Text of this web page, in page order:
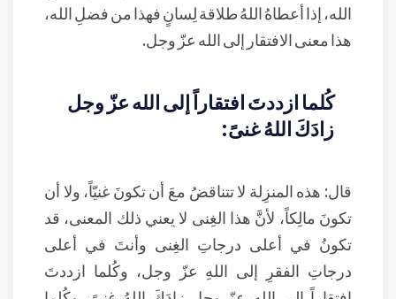
الله، إذا أعطاهُ اللهُ طلاقة لِسانٍ فهذا من فضلِ الله،
هذا معنى الافتقار إلى الله عزّ وجل.
كُلما ازددتَ افتقاراً إلى الله عزّ وجل
زادَكَ اللهُ غنىً:
قال: هذه المنزِلة لا تتناقضُ معَ أن تكونَ غنيّاً، ولا أن
تكونَ مالِكاً، لأنَّ هذا الغِنى لا يعني ذلك المعنى، قد
تكونُ في أعلى درجاتِ الغِنى وأنتَ في أعلى
درجاتِ الفقرِ إلى اللهِ عزّ وجل، وكُلما ازددتَ